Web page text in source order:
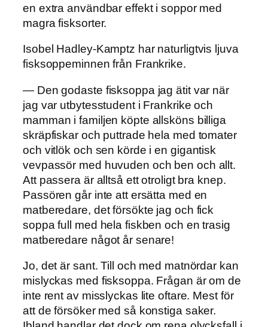
en extra användbar effekt i soppor med
magra fisksorter.
Isobel Hadley-Kamptz har naturligtvis ljuva
fisksoppeminnen från Frankrike.
— Den godaste fisksoppa jag ätit var när
jag var utbytesstudent i Frankrike och
mamman i familjen köpte allsköns billiga
skräpfiskar och puttrade hela med tomater
och vitlök och sen körde i en gigantisk
vevpassör med huvuden och ben och allt.
Att passera är alltså ett otroligt bra knep.
Passören går inte att ersätta med en
matberedare, det försökte jag och fick
soppa full med hela fiskben och en trasig
matberedare något år senare!
Jo, det är sant. Till och med matnördar kan
mislyckas med fisksoppa. Frågan är om de
inte rent av misslyckas lite oftare. Mest för
att de försöker med så konstiga saker.